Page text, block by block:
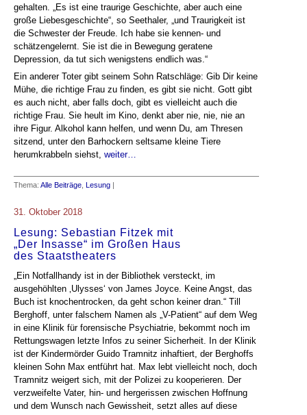
gehalten. „Es ist eine traurige Geschichte, aber auch eine
große Liebesgeschichte“, so Seethaler, „und Traurigkeit ist
die Schwester der Freude. Ich habe sie kennen- und
schätzengelernt. Sie ist die in Bewegung geratene
Depression, da tut sich wenigstens endlich was.“
Ein anderer Toter gibt seinem Sohn Ratschläge: Gib Dir keine
Mühe, die richtige Frau zu finden, es gibt sie nicht. Gott gibt
es auch nicht, aber falls doch, gibt es vielleicht auch die
richtige Frau. Sie heult im Kino, denkt aber nie, nie, nie an
ihre Figur. Alkohol kann helfen, und wenn Du, am Thresen
sitzend, unter den Barhockern seltsame kleine Tiere
herumkrabbeln siehst, weiter…
Thema: Alle Beiträge Lesung
31. Oktober 2018
Lesung: Sebastian Fitzek mit
„Der Insasse“ im Großen Haus
des Staatstheaters
„Ein Notfallhandy ist in der Bibliothek versteckt, im
ausgehöhlten ‚Ulysses‘ von James Joyce. Keine Angst, das
Buch ist knochentrocken, da geht schon keiner dran.“ Till
Berghoff, unter falschem Namen als „V-Patient“ auf dem Weg
in eine Klinik für forensische Psychiatrie, bekommt noch im
Rettungswagen letzte Infos zu seiner Sicherheit. In der Klinik
ist der Kindermörder Guido Tramnitz inhaftiert, der Berghoffs
kleinen Sohn Max entführt hat. Max lebt vielleicht noch, doch
Tramnitz weigert sich, mit der Polizei zu kooperieren. Der
verzweifelte Vater, hin- und hergerissen zwischen Hoffnung
und dem Wunsch nach Gewissheit, setzt alles auf diese